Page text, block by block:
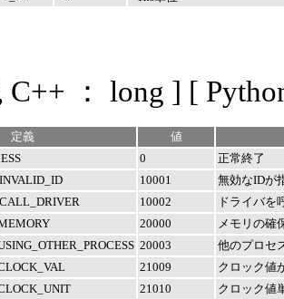
C++ ： long ] [
定義
値
0
正常終了
10001
無効なIDが
10002
ドライバを
20000
メモリの確
20003
他のプロセ
21009
クロック値
21010 クロック値